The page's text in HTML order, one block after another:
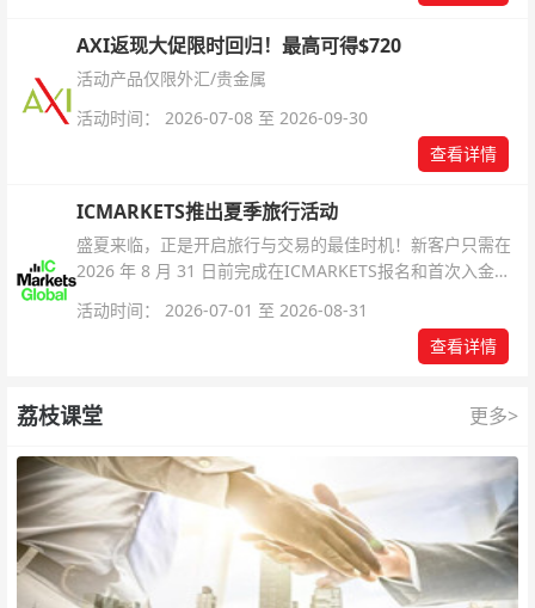
AXI返现大促限时回归！最高可得$720
活动产品仅限外汇/贵金属
活动时间： 2026-07-08 至 2026-09-30
查看详情
ICMARKETS推出夏季旅行活动
盛夏来临，正是开启旅行与交易的最佳时机！新客户只需在
2026 年 8 月 31 日前完成在ICMARKETS报名和首次入金即
活动时间： 2026-07-01 至 2026-08-31
查看详情
荔枝课堂 更多>